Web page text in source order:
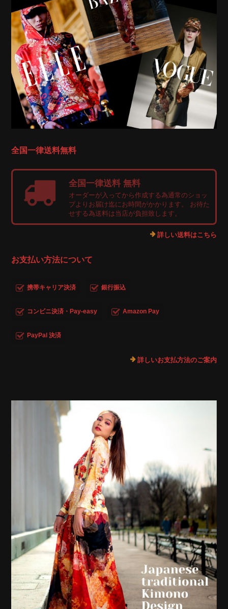
全国一律送料無料
全国一律送料 無料
オーダーが入ってから作成する為通常のショッ
プよりお届け迄にお時間がかかります。 お待た
せする為送料は当店が負担致します。
詳しい送料はこちら
お支払い方法について
携帯キャリア決済 銀行振込
コンビニ決済・Pay-easy Amazon Pay
PayPal 決済
詳しいお支払方法のご案内